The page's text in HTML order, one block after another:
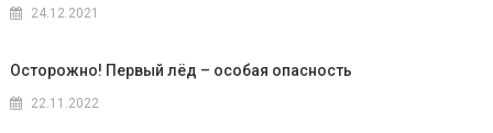
24.12.2021
Осторожно! Первый лёд – особая опасность
22.11.2022